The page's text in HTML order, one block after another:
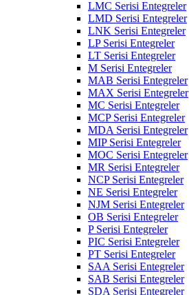
LMC Serisi Entegreler
LMD Serisi Entegreler
LNK Serisi Entegreler
LP Serisi Entegreler
LT Serisi Entegreler
M Serisi Entegreler
MAB Serisi Entegreler
MAX Serisi Entegreler
MC Serisi Entegreler
MCP Serisi Entegreler
MDA Serisi Entegreler
MIP Serisi Entegreler
MOC Serisi Entegreler
MR Serisi Entegreler
NCP Serisi Entegreler
NE Serisi Entegreler
NJM Serisi Entegreler
OB Serisi Entegreler
P Serisi Entegreler
PIC Serisi Entegreler
PT Serisi Entegreler
SAA Serisi Entegreler
SAB Serisi Entegreler
SDA Serisi Entegreler